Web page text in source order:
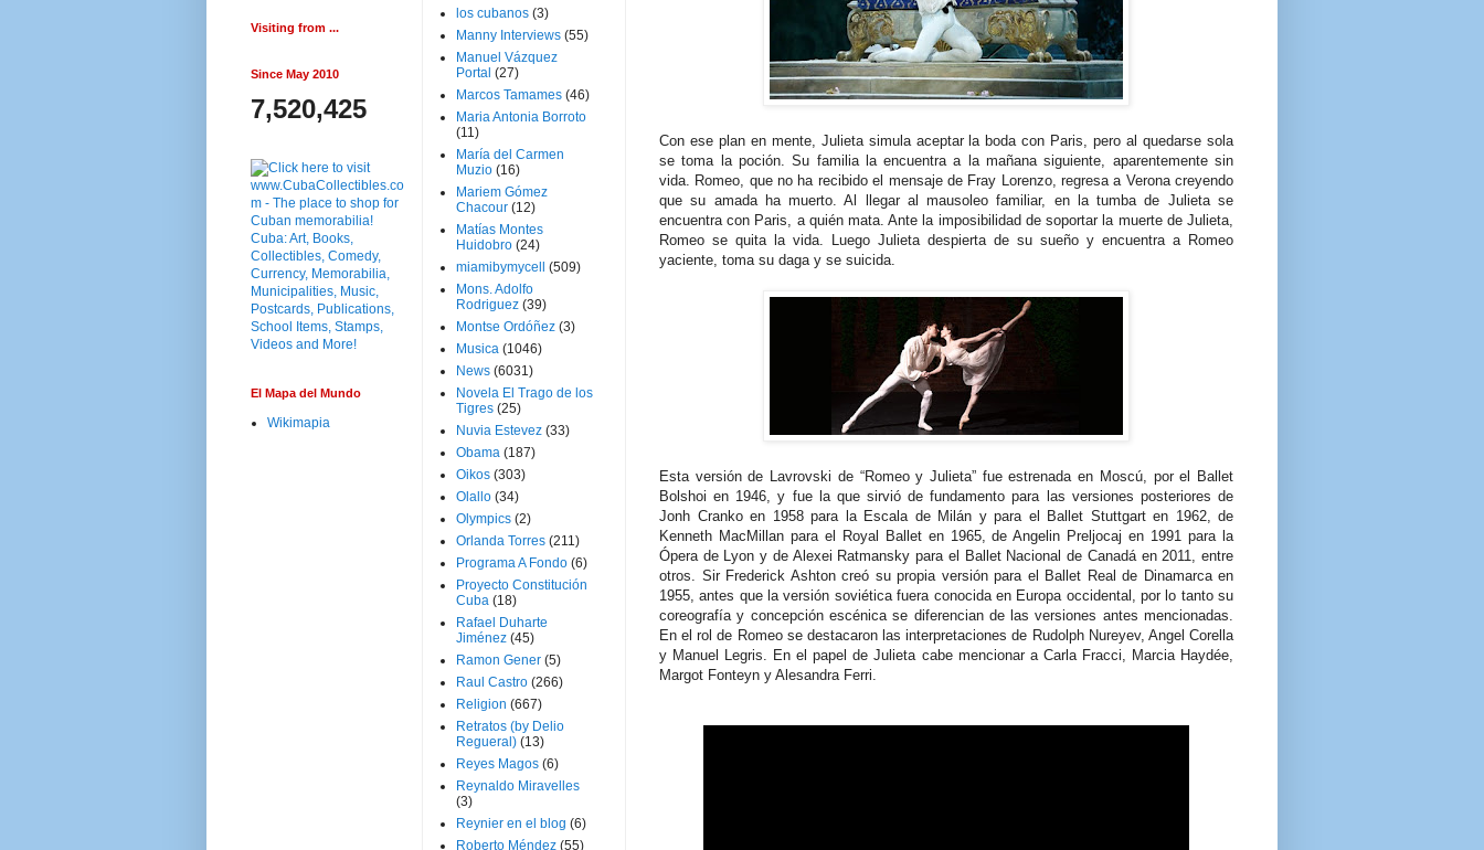
Con ese plan en mente, Julieta simula aceptar la boda con Paris, pero al quedarse sola
se toma la poción. Su familia la encuentra a la mañana siguiente, aparentemente sin
vida. Romeo, que no ha recibido el mensaje de Fray Lorenzo, regresa a Verona creyendo
que su amada ha muerto. Al llegar al mausoleo familiar, en la tumba de Julieta se
encuentra con Paris, a quién mata. Ante la imposibilidad de soportar la muerte de Julieta,
Romeo se quita la vida. Luego Julieta despierta de su sueño y encuentra a Romeo
yaciente, toma su daga y se suicida.
Esta versión de Lavrovski de “Romeo y Julieta” fue estrenada en Moscú, por el Ballet
Bolshoi en 1946, y fue la que sirvió de fundamento para las versiones posteriores de
Jonh Cranko en 1958 para la Escala de Milán y para el Ballet Stuttgart en 1962, de
Kenneth MacMillan para el Royal Ballet en 1965, de Angelin Preljocaj en 1991 para la
Ópera de Lyon y de Alexei Ratmansky para el Ballet Nacional de Canadá en 2011, entre
otros. Sir Frederick Ashton creó su propia versión para el Ballet Real de Dinamarca en
1955, antes que la versión soviética fuera conocida en Europa occidental, por lo tanto su
coreografía y concepción escénica se diferencian de las versiones antes mencionadas.
En el rol de Romeo se destacaron las interpretaciones de Rudolph Nureyev, Angel Corella
y Manuel Legris. En el papel de Julieta cabe mencionar a Carla Fracci, Marcia Haydée,
Margot Fonteyn y Alesandra Ferri.
Visiting from ...
Since May 2010
7,520,425
El Mapa del Mundo
Wikimapia
los cubanos (3)
Manny Interviews (55)
Manuel Vázquez
Portal (27)
Marcos Tamames (46)
Maria Antonia Borroto
(11)
María del Carmen
Muzio (16)
Mariem Gómez
Chacour (12)
Matías Montes
Huidobro (24)
miamibymycell
(509)
Mons. Adolfo
Rodriguez (39)
Montse Ordóñez (3)
Musica (1046)
News (6031)
Novela El Trago de los
Tigres (25)
Nuvia Estevez (33)
Obama (187)
Oikos (303)
Olallo (34)
Olympics (2)
Orlanda Torres (211)
Programa A Fondo (6)
Proyecto Constitución
Cuba (18)
Rafael Duharte
Jiménez (45)
Ramon Gener (5)
Raul Castro (266)
Religion (667)
Retratos (by Delio
Regueral) (13)
Reyes Magos (6)
Reynaldo Miravelles
(3)
Reynier en el blog (6)
Roberto Méndez (55)